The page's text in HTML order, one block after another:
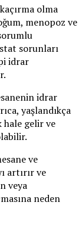
olma
menopoz ve
sorunları
idrar
idrar
yaşlandıkça
hale gelir ve
ve
artırır ve
veya
neden